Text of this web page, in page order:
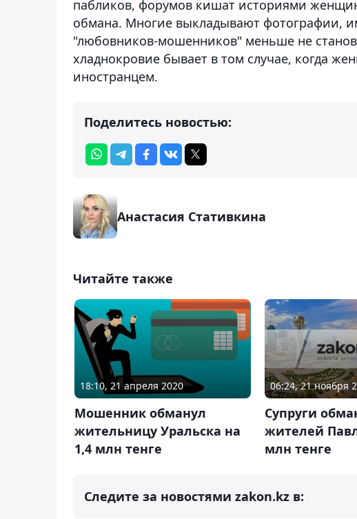
пабликов, форумов кишат историями
обмана. Многие выкладывают фотографии,
"любовников-мошенников" меньше не
хладнокровие бывает в том случае, когда
иностранцем.
Поделитесь новостью:
Анастасия Стативкина
Читайте также
18:10, 21 апреля 2020
Мошенник обманул
жительницу Уральска на
1,4 млн тенге
06:24, 21 ноября
Супруги
жителей
млн тенге
Следите за новостями zakon.kz в: